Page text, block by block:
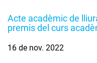
Acte acadèmic de
premis del curs
16 de nov. 2022